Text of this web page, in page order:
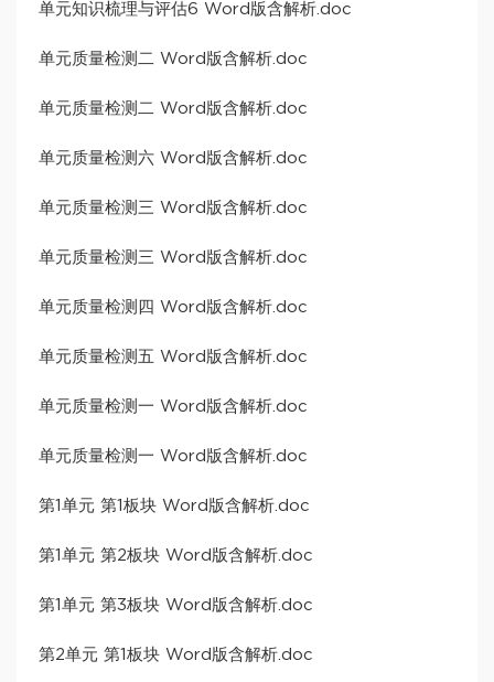
单元知识梳理与评估6 Word版含解析.doc
单元质量检测二 Word版含解析.doc
单元质量检测二 Word版含解析.doc
单元质量检测六 Word版含解析.doc
单元质量检测三 Word版含解析.doc
单元质量检测三 Word版含解析.doc
单元质量检测四 Word版含解析.doc
单元质量检测五 Word版含解析.doc
单元质量检测一 Word版含解析.doc
单元质量检测一 Word版含解析.doc
第1单元 第1板块 Word版含解析.doc
第1单元 第2板块 Word版含解析.doc
第1单元 第3板块 Word版含解析.doc
第2单元 第1板块 Word版含解析.doc